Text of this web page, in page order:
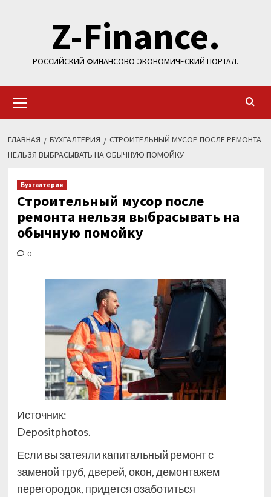
содержимомуZ-Finance.
РОССИЙСКИЙ ФИНАНСОВО-ЭКОНОМИЧЕСКИЙ ПОРТАЛ.
меню
ГЛАВНАЯ БУХГАЛТЕРИЯ
СТРОИТЕЛЬНЫЙ МУСОР ПОСЛЕ РЕМОНТА
НЕЛЬЗЯ ВЫБРАСЫВАТЬ НА ОБЫЧНУЮ ПОМОЙКУ
Бухгалтерия
Строительный мусор после
ремонта нельзя выбрасывать на
обычную помойку
0
Источник:
Depositphotos.
Если вы затеяли капитальный ремонт с
заменой труб, дверей, окон, демонтажем
перегородок, придется озаботиться